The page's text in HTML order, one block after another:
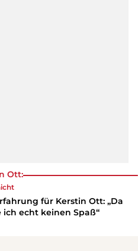
Ott:
für Kerstin Ott: „Da
ich echt keinen Spaß“